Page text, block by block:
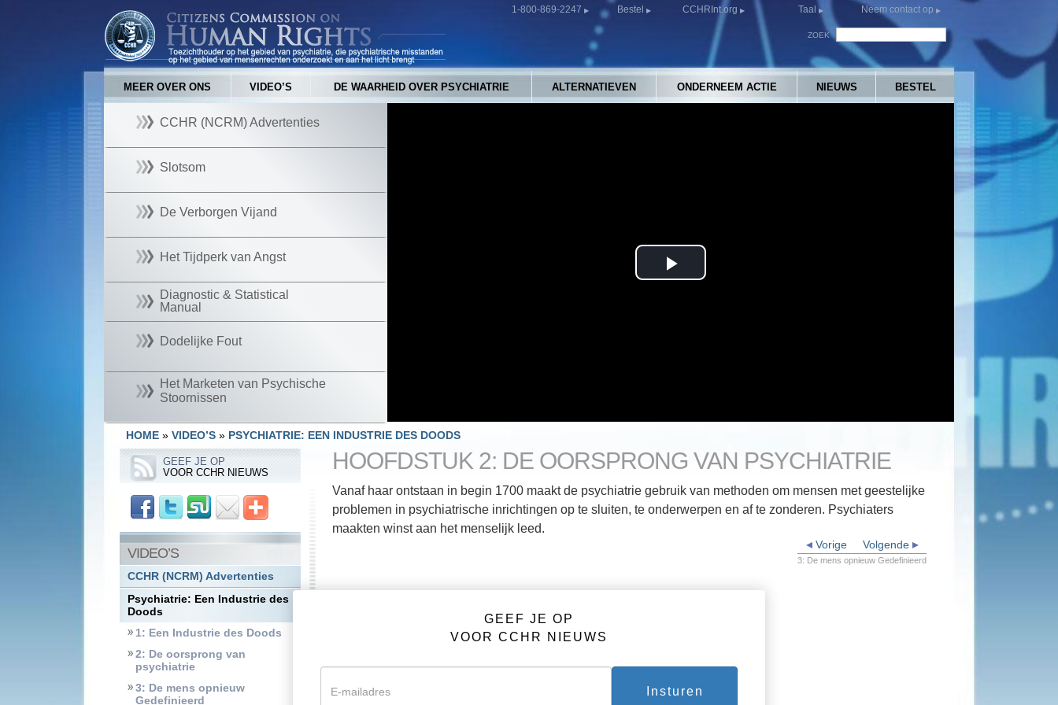
1-800-869-2247 Bestel CCHRInt.org Taal Neem contact op
ZOEK
MEER OVER ONS VIDEO’S DE WAARHEID OVER PSYCHIATRIE ALTERNATIEVEN ONDERNEEM ACTIE NIEUWS BESTEL
CCHR (NCRM) Advertenties
Slotsom
De Verborgen Vijand
Het Tijdperk van Angst
Diagnostic & Statistical
Manual
Dodelijke Fout
Het Marketen van Psychische
Stoornissen
Play
HOME » VIDEO’S » PSYCHIATRIE: EEN INDUSTRIE DES DOODS
HOOFDSTUK 2: DE OORSPRONG VAN PSYCHIATRIE
Vanaf haar ontstaan in begin 1700 maakt de psychiatrie gebruik van methoden om mensen met geestelijke
problemen in psychiatrische inrichtingen op te sluiten, te onderwerpen en af te zonderen. Psychiaters
maakten winst aan het menselijk leed.
Volgende
Vorige
3: De mens opnieuw Gedefinieerd
GEEF JE OP
VOOR CCHR NIEUWS
VIDEO’S
CCHR (NCRM) Advertenties
Psychiatrie: Een Industrie des
Doods
1: Een Industrie des Doods
2: De oorsprong van
psychiatrie
3: De mens opnieuw
Gedefinieerd
GEEF JE OP
VOOR CCHR NIEUWS
Insturen